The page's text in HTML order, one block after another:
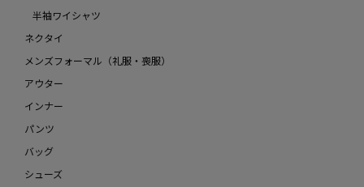
半袖ワイシャツ
ネクタイ
メンズフォーマル（礼服・喪服）
アウター
インナー
パンツ
バッグ
シューズ